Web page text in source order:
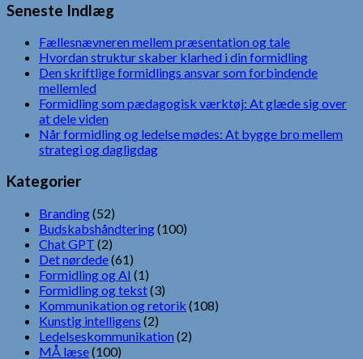
Seneste Indlæg
Fællesnævneren mellem præsentation og tale
Hvordan struktur skaber klarhed i din formidling
Den skriftlige formidlings ansvar som forbindende
mellemled
Formidling som pædagogisk værktøj: At glæde sig over
at dele viden
Når formidling og ledelse mødes: At bygge bro mellem
strategi og dagligdag
Kategorier
Branding(52)
Budskabshåndtering(100)
Chat GPT (2)
Det nørdede(61)
Formidling og AI (1)
Formidling og tekst(3)
Kommunikation og retorik (108)
Kunstig intelligens (2)
Ledelseskommunikation (2)
MÅ læse(100)